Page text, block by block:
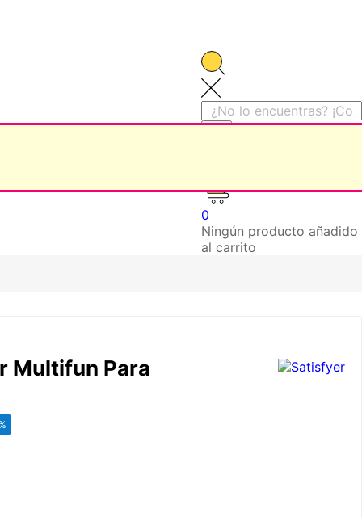
0
Ningún producto añadido
al carrito
Multifun Para